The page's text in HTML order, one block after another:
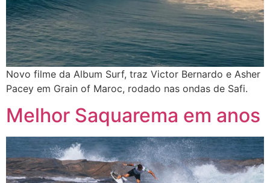
Novo filme da Album Surf, traz Victor Bernardo e Asher
Pacey em Grain of Maroc, rodado nas ondas de Safi.
Melhor Saquarema em anos